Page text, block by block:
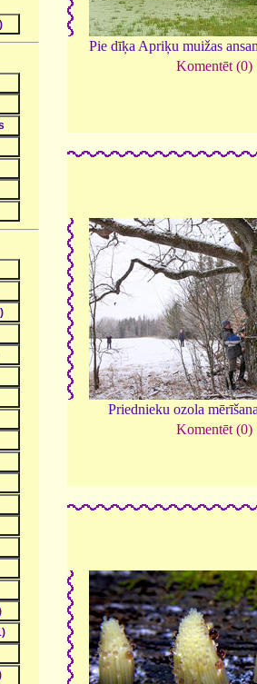
Pie dīķa Apriķu muižas
Komentēt (0)
Priednieku ozola
Komentēt (0)